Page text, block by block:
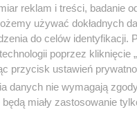
reklam i treści, badanie
używać dokładnych
do celów identyfikacji.
poprzez kliknięcie
przycisk ustawień
danych nie wymagają
miały zastosowanie